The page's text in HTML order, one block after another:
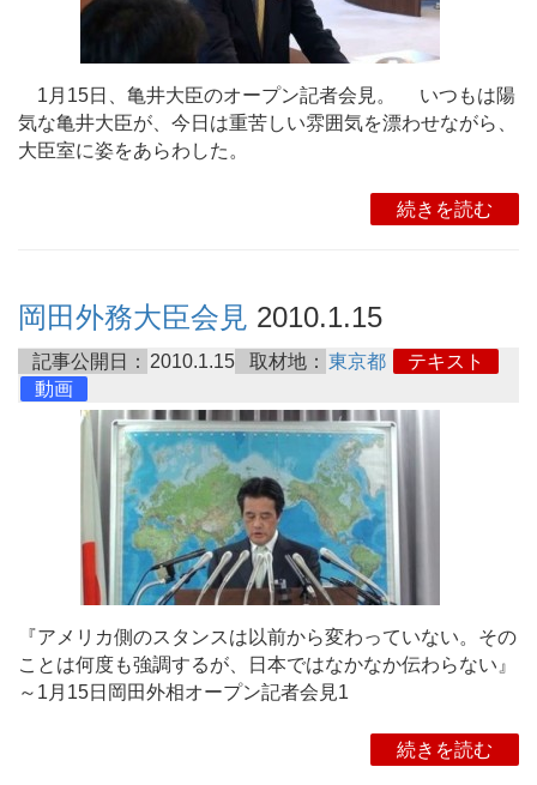
1月15日、亀井大臣のオープン記者会見。 いつもは陽
気な亀井大臣が、今日は重苦しい雰囲気を漂わせながら、
大臣室に姿をあらわした。
続きを読む
岡田外務大臣会見 2010.1.15
記事公開日： 2010.1.15 取材地： 東京都
テキスト
動画
『アメリカ側のスタンスは以前から変わっていない。その
ことは何度も強調するが、日本ではなかなか伝わらない』
～1月15日岡田外相オープン記者会見1
続きを読む